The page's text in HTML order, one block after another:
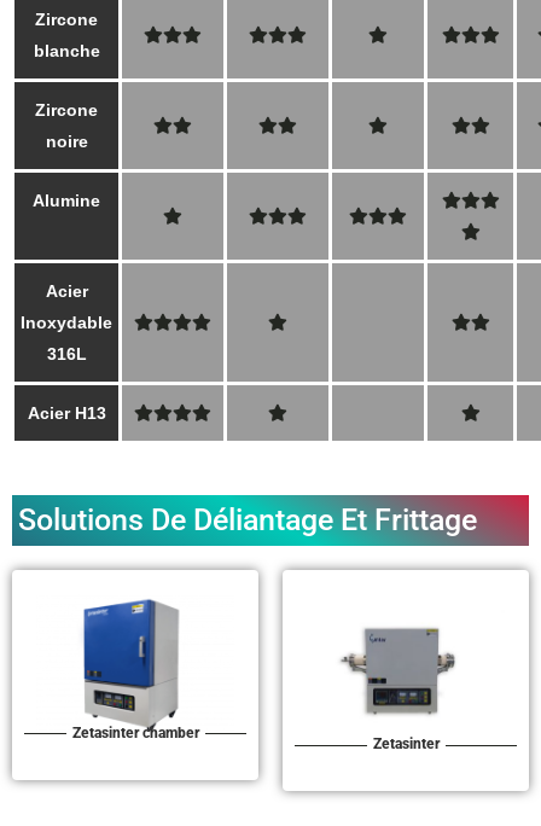
Zircone
blanche
Zircone
noire
Alumine
Acier
Inoxydable
316L
Acier H13
Solutions De Déliantage Et Frittage
Zetasinter chamber
Zetasinter